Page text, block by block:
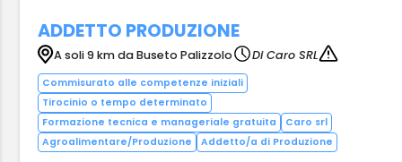
ADDETTO PRODUZIONE
A soli 9 km da Buseto Palizzolo Di Caro SRL
Commisurato alle competenze iniziali
Tirocinio o tempo determinato
Formazione tecnica e manageriale gratuita
Caro srl
Agroalimentare/Produzione
Addetto/a di Produzione